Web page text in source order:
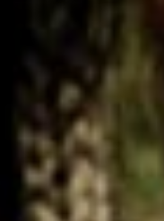
Η
Μέσω του AUEB
Με
συνεργασία Μη
2.
Με
κοινωνία των